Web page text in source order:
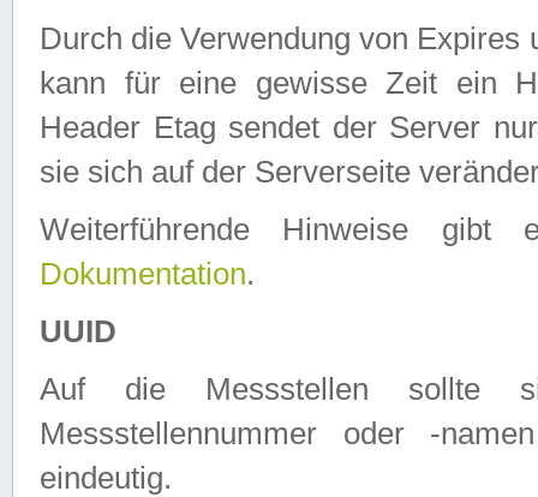
Durch die Verwendung von
kann für eine gewisse Zeit ein
Header Etag sendet der Server
sie sich auf der Serverseite
Weiterführende Hinweise
Dokumentation.
UUID
Auf die Messstellen sollte
Messstellennummer oder -
eindeutig.